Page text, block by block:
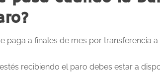
paga a finales de mes por transferencia
recibiendo el paro debes estar a